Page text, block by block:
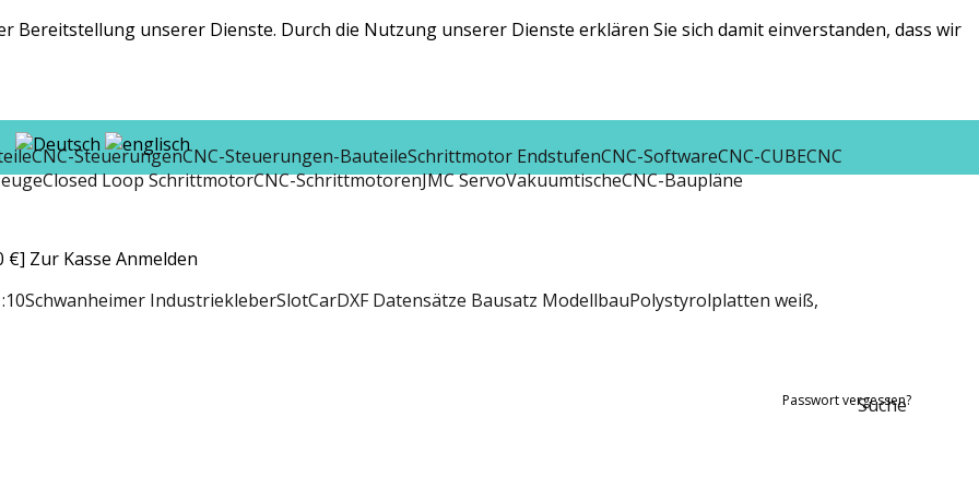
Bereitstellung unserer Dienste. Durch die Nutzung unserer Dienste erklären Sie sich damit einverstanden, dass wir
CNC-SteuerungenCNC-Steuerungen-BauteileSchrittmotor EndstufenCNC-SoftwareCNC-CUBECNC
Closed Loop SchrittmotorCNC-SchrittmotorenJMC ServoVakuumtischeCNC-Baupläne
Schwanheimer IndustriekleberSlotCarDXF Datensätze Bausatz ModellbauPolystyrolplatten weiß,
Suche
€] Zur Kasse Anmelden
Passwort vergessen?